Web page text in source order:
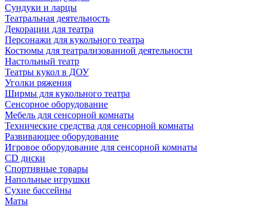
Сундуки и ларцы
Театральная деятельность
Декорации для театра
Персонажи для кукольного театра
Костюмы для театрализованной деятельности
Настольный театр
Театры кукол в ДОУ
Уголки ряжения
Ширмы для кукольного театра
Сенсорное оборудование
Мебель для сенсорной комнаты
Технические средства для сенсорной комнаты
Развивающее оборудование
Игровое оборудование для сенсорной комнаты
CD диски
Спортивные товары
Напольные игрушки
Сухие бассейны
Маты